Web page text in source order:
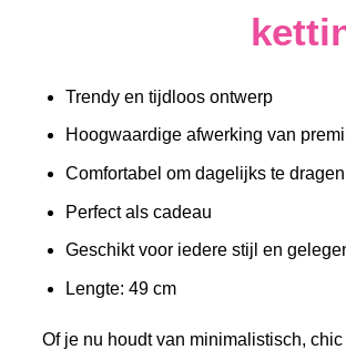
Trendy en tijdloos ontwerp
Hoogwaardige afwerking van
Comfortabel om dagelijks te dragen
Perfect als cadeau
Geschikt voor iedere stijl en
Lengte: 49 cm
Of je nu houdt van minimalistisch,